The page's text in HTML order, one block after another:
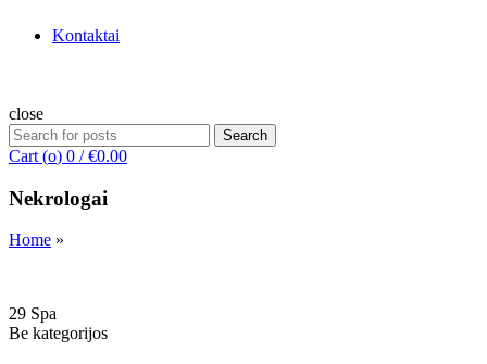
Kontaktai
close
Search
for:
Search
Cart (o) 0 / €0.00
Nekrologai
Home »
29 Spa
Be kategorijos